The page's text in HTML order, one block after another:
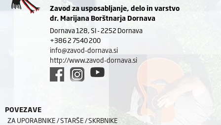
Zavod za usposabljanje, delo in varstvo
dr. Marijana Borštnarja Dornava
Dornava 128, SI - 2252 Dornava
+386 2 7540 200
info@zavod-dornava.si
http://www.zavod-dornava.si
POVEZAVE
ZA UPORABNIKE / STARŠE / SKRBNIKE